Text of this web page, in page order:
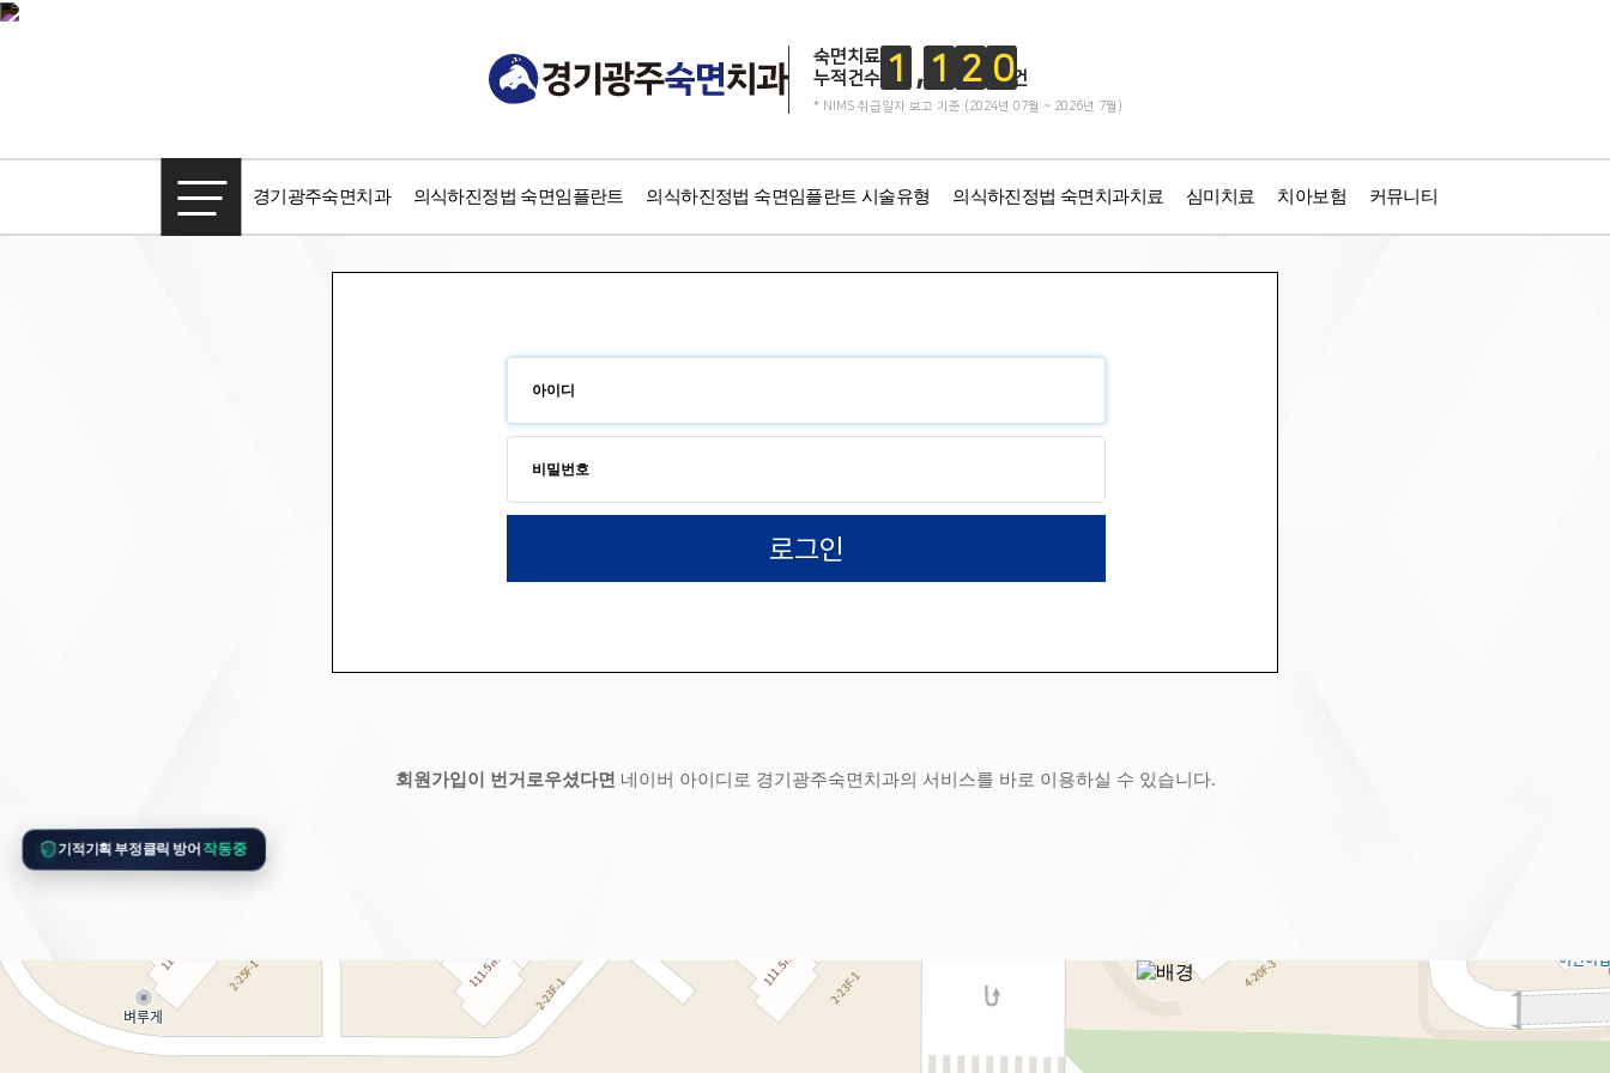
숙면치료
누적건수 1 1 2 0건
* NIMS 취급일자 보고 기준 (2024년 07월 ~ 2026년 7월)
경기광주숙면치과 의식하진정법 숙면임플란트 의식하진정법 숙면임플란트 시술유형 의식하진정법 숙면치과치료 심미치료 치아보험 커뮤니티
회원가입이 번거로우셨다면 네이버 아이디로 경기광주숙면치과의 서비스를 바로 이용하실 수 있습니다.
기적기획 부정클릭 방어 작동중